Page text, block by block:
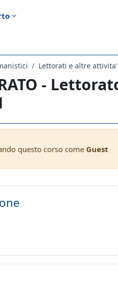
Lettorati e altre
-
questo corso come Guest
sezione